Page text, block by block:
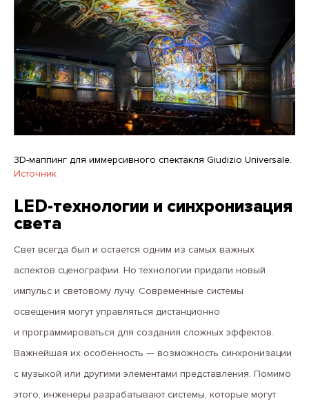
3D-маппинг для иммерсивного спектакля Giudizio Universale.
Источник
LED-технологии и синхронизация
света
Свет всегда был и остается одним из самых важных
аспектов сценографии. Но технологии придали новый
импульс и световому лучу. Современные системы
освещения могут управляться дистанционно
и программироваться для создания сложных эффектов.
Важнейшая их особенность — возможность синхронизации
с музыкой или другими элементами представления. Помимо
этого, инженеры разрабатывают системы, которые могут